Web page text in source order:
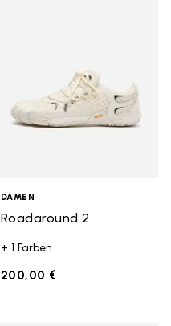
DAMEN
Roadaround 2
+ 1 Farben
200,00 €